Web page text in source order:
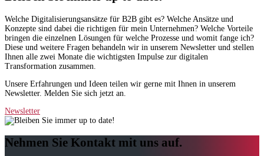
Welche Digitalisierungsansätze für B2B gibt es? Welche Ansätze und
Konzepte sind dabei die richtigen für mein Unternehmen? Welche Vorteile
bringen die einzelnen Lösungen für welche Prozesse und womit fange ich?
Diese und weitere Fragen behandeln wir in unserem Newsletter und stellen
Ihnen alle zwei Monate die wichtigsten Impulse zur digitalen
Transformation zusammen.
Unsere Erfahrungen und Ideen teilen wir gerne mit Ihnen in unserem
Newsletter. Melden Sie sich jetzt an.
Newsletter
Nehmen Sie Kontakt mit uns auf.